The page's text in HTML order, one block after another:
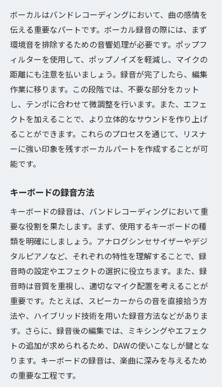
ボーカルはバンドレコーディングにおいて、曲の感情を
伝える重要なパートです。ボーカル録音の際には、まず
環境音を排除するための音響処理が必要です。ポップフ
ィルターを使用して、ポップノイズを軽減し、マイクの
距離にも注意を払いましょう。録音が完了したら、編集
作業に移ります。この段階では、不要な部分をカット
し、テンポに合わせて微調整を行います。また、エフェ
クトを加えることで、より立体的なサウンドを作り上げ
ることができます。これらのプロセスを通じて、リスナ
ーに強い印象を残すボーカルパートを作成することが可
能です。
キーボードの録音方法
キーボードの録音は、バンドレコーディングにおいて重
要な役割を果たします。まず、使用するキーボードの種
類を明確にしましょう。アナログシンセサイザーやデジ
タルピアノなど、それぞれの特性を理解することで、録
音時の設定やエフェクトの選択に役立ちます。また、録
音時は音質を重視し、適切なマイク配置を考えることが
重要です。たとえば、スピーカーからの音を直接拾う方
法や、ハイブリッド技術を用いた録音方法などがありま
す。さらに、録音後の編集では、ミキシングやエフェク
トの追加が求められるため、DAWの使いこなしが鍵とな
ります。キーボードの録音は、楽曲に深みを与えるため
の重要な工程です。